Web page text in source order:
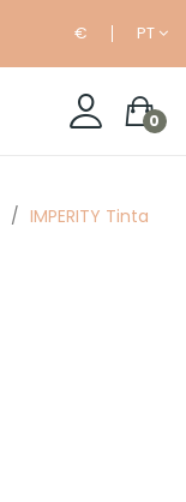
€ PT
0
IMPERITY Tinta